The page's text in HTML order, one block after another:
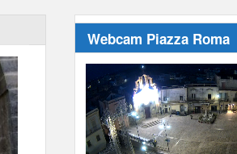
Webcam Piazza Roma